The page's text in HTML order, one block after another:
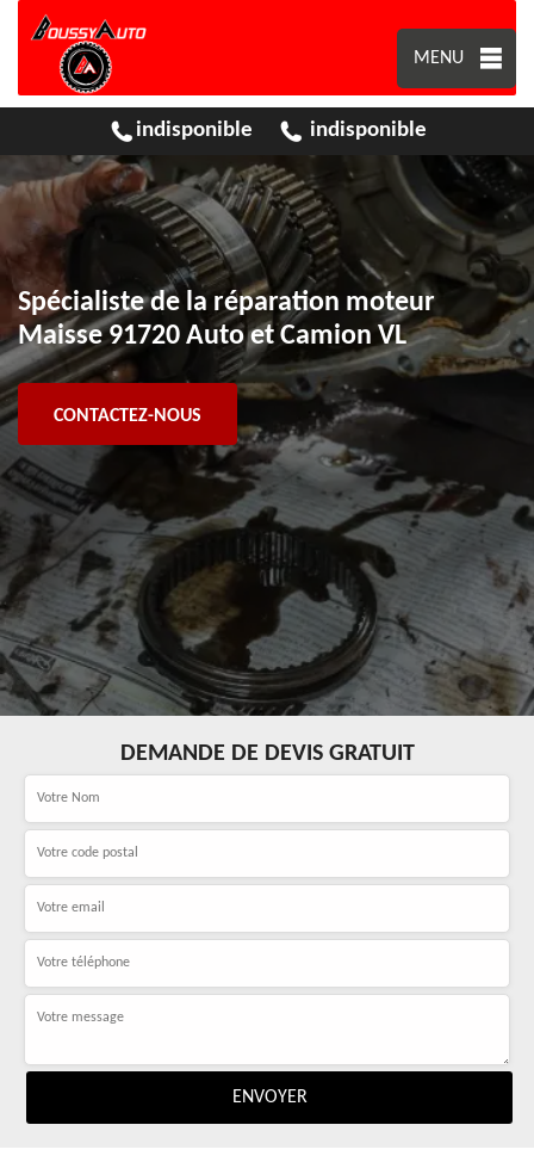
MENU
indisponible indisponible
Spécialiste de la réparation moteur
Maisse 91720 Auto et Camion VL
CONTACTEZ-NOUS
DEMANDE DE DEVIS GRATUIT